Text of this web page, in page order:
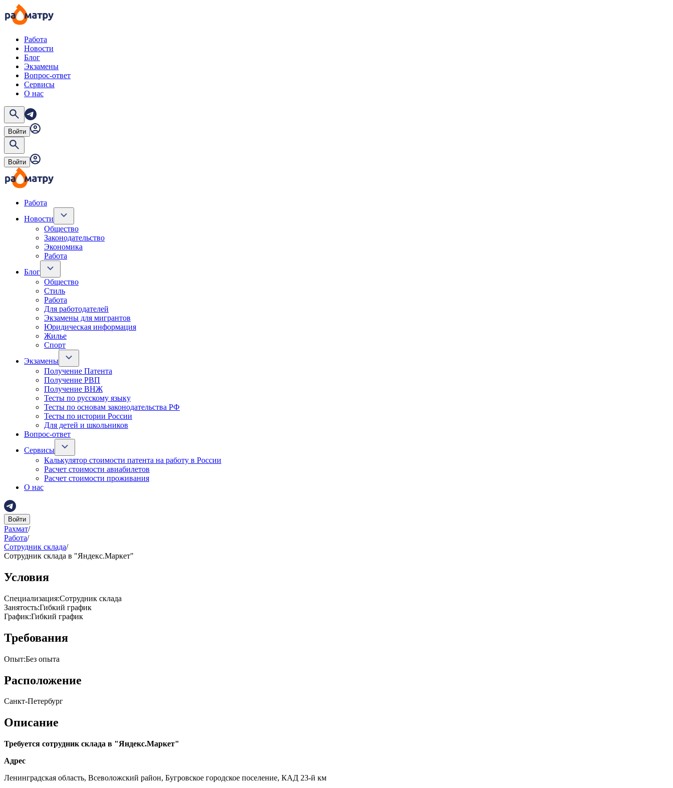
Работа
Новости
Блог
Экзамены
Вопрос-ответ
Сервисы
О нас
Войти
Войти
Работа
Новости
Общество
Законодательство
Экономика
Работа
Блог
Общество
Стиль
Работа
Для работодателей
Экзамены для мигрантов
Юридическая информация
Жилье
Спорт
Экзамены
Получение Патента
Получение РВП
Получение ВНЖ
Тесты по русскому языку
Тесты по основам законодательства РФ
Тесты по истории России
Для детей и школьников
Вопрос-ответ
Сервисы
Калькулятор стоимости патента на работу в России
Расчет стоимости авиабилетов
Расчет стоимости проживания
О нас
Войти
Рахмат/
Работа/
Сотрудник склада/
Сотрудник склада в "Яндекс.Маркет"
Условия
Специализация:Сотрудник склада
Занятость:Гибкий график
График:Гибкий график
Требования
Опыт:Без опыта
Расположение
Санкт-Петербург
Описание
Требуется сотрудник склада в "Яндекс.Маркет"
Адрес
Ленинградская область, Всеволожский район, Бугровское городское поселение, КАД 23-й км